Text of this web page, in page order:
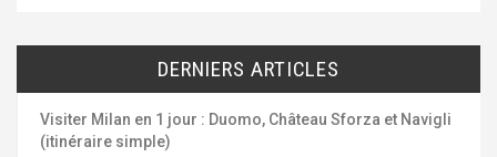
e
c
h
e
DERNIERS ARTICLES
Visiter Milan en 1 jour : Duomo, Château Sforza et Navigli
(itinéraire simple)